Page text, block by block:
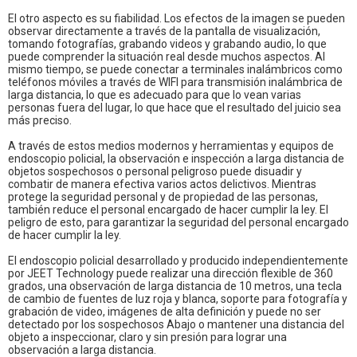
El otro aspecto es su fiabilidad. Los efectos de la imagen se pueden
observar directamente a través de la pantalla de visualización,
tomando fotografías, grabando videos y grabando audio, lo que
puede comprender la situación real desde muchos aspectos. Al
mismo tiempo, se puede conectar a terminales inalámbricos como
teléfonos móviles a través de WIFI para transmisión inalámbrica de
larga distancia, lo que es adecuado para que lo vean varias
personas fuera del lugar, lo que hace que el resultado del juicio sea
más preciso.
A través de estos medios modernos y herramientas y equipos de
endoscopio policial, la observación e inspección a larga distancia de
objetos sospechosos o personal peligroso puede disuadir y
combatir de manera efectiva varios actos delictivos. Mientras
protege la seguridad personal y de propiedad de las personas,
también reduce el personal encargado de hacer cumplir la ley. El
peligro de esto, para garantizar la seguridad del personal encargado
de hacer cumplir la ley.
El endoscopio policial desarrollado y producido independientemente
por JEET Technology puede realizar una dirección flexible de 360
grados, una observación de larga distancia de 10 metros, una tecla
de cambio de fuentes de luz roja y blanca, soporte para fotografía y
grabación de video, imágenes de alta definición y puede no ser
detectado por los sospechosos Abajo o mantener una distancia del
objeto a inspeccionar, claro y sin presión para lograr una
observación a larga distancia.